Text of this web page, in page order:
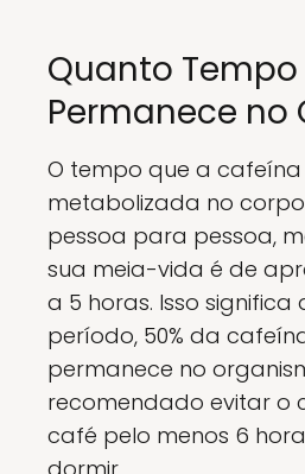
Quanto
Permanece no
O tempo que a
metabolizada no
pessoa para pessoa,
sua meia-vida é de
a 5 horas. Isso significa
período, 50% da
permanece no
recomendado evitar o
café pelo menos 6